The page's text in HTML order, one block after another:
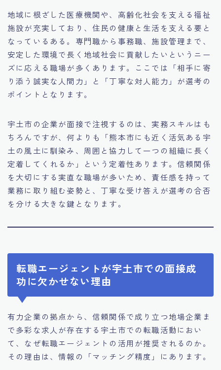
地域に根ざした医療機関や、高齢化社会を支える福祉
施設が充実しており、住民の健康と生活を支える要と
なっているある。専門職から事務職、施設管理まで、
安定した環境で長く地域社会に貢献したいというニー
ズに応える職場が多くあります。ここでは「相手に寄
り添う誠実な人間力」と「丁寧な対人能力」が選考の
ポイントとなります。
宇土市の企業が面接で注視するのは、実務スキルはも
ちろんですが、何よりも「熊本市にも近く活気ある宇
土の風土に馴染み、周囲と協力して一つの組織に長く
定着してくれるか」という定着性あります。信頼関係
を大切にする実直な職場が多いため、責任感を持って
業務に取り組む姿勢と、丁寧な受け答えが選考の合否
を分ける大きな鍵となります。
転職エージェントが宇土市での面接成
功に欠かせない理由
有力企業の拠点から、信頼関係で成り立つ地場企業ま
で多彩な求人が存在する宇土市での転職活動におい
て、なぜ転職エージェントの活用が推奨されるのか。
その理由は、情報の「マッチング精度」にあります。